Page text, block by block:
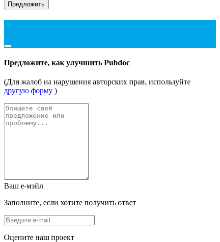
Предложить
Предложите, как улучшить Pubdoc
(Для жалоб на нарушения авторских прав, используйте
другую форму )
Ваш е-мэйл
Заполните, если хотите получить ответ
Оцените наш проект